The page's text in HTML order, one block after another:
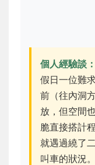
個人經驗談：
假日一位難
前（往內洞
放，但空間
脆直接搭計
就遇過繞了
叫車的狀況。